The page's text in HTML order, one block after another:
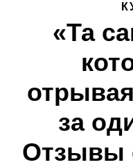
«Та
за
Отзывы